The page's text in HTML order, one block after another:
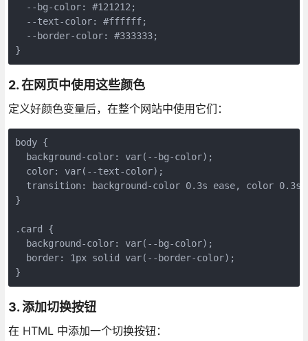
  --bg-color: #121212;
  --text-color: #ffffff;
  --border-color: #333333;
}
2. 在网页中使用这些颜色
定义好颜色变量后，在整个网站中使用它们：
body {
  background-color: var(--bg-color);
  color: var(--text-color);
transition: background-color 0.3s ease, color 0.3s
}
.card {
  background-color: var(--bg-color);
  border: 1px solid var(--border-color);
}
3. 添加切换按钮
在 HTML 中添加一个切换按钮：